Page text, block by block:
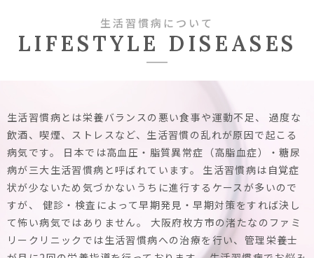
生活習慣病について
LIFESTYLE DISEASES
生活習慣病とは栄養バランスの悪い食事や運動不足、
過度な
飲酒、喫煙、ストレスなど、生活習慣の乱れが原因で起こる
病気です。
日本では高血圧・脂質異常症（高脂血症）・糖尿
病が三大生活習慣病と呼ばれています。
生活習慣病は自覚症
状が少ないため気づかないうちに進行するケースが多いので
すが、
健診・検査によって早期発見・早期対策をすれば決し
て怖い病気ではありません。
大阪府枚方市の渚たなのファミ
リークリニックでは生活習慣病への治療を行い、管理栄養士